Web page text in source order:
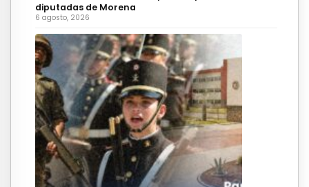
diputadas de Morena
6 agosto, 2026